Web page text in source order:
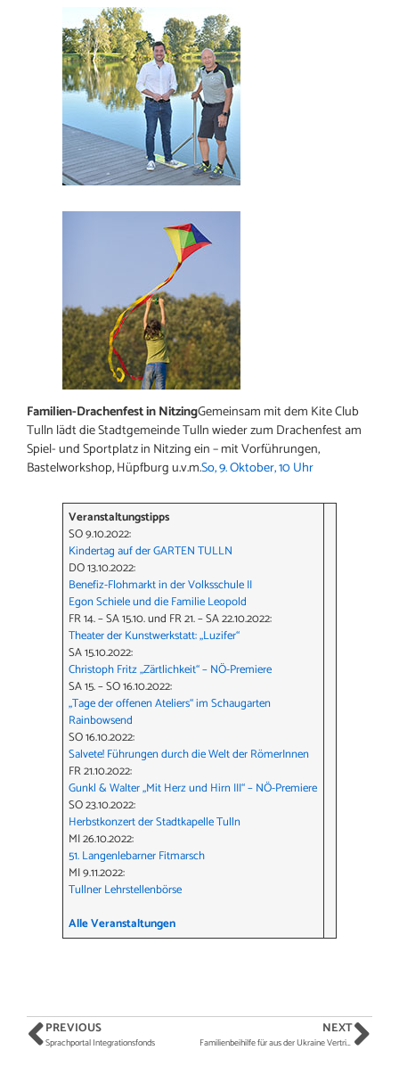
Familien-Drachenfest in NitzingGemeinsam mit dem Kite Club
Tulln lädt die Stadtgemeinde Tulln wieder zum Drachenfest am
Spiel- und Sportplatz in Nitzing ein – mit Vorführungen,
Bastelworkshop, Hüpfburg u.v.m.So, 9. Oktober, 10 Uhr
Veranstaltungstipps
SO 9.10.2022:
Kindertag auf der GARTEN TULLN
DO 13.10.2022:
Benefiz-Flohmarkt in der Volksschule II
Egon Schiele und die Familie Leopold
FR 14. – SA 15.10. und FR 21. – SA 22.10.2022:
Theater der Kunstwerkstatt: „Luzifer“
SA 15.10.2022:
Christoph Fritz „Zärtlichkeit“ – NÖ-Premiere
SA 15. – SO 16.10.2022:
„Tage der offenen Ateliers“ im Schaugarten
Rainbowsend
SO 16.10.2022:
Salvete! Führungen durch die Welt der RömerInnen
FR 21.10.2022:
Gunkl & Walter „Mit Herz und Hirn III“ – NÖ-Premiere
SO 23.10.2022:
Herbstkonzert der Stadtkapelle Tulln
MI 26.10.2022:
51. Langenlebarner Fitmarsch
MI 9.11.2022:
Tullner Lehrstellenbörse
Alle Veranstaltungen
PREVIOUS
Sprachportal Integrationsfonds
NEXT
Familienbeihilfe für aus der Ukraine Vertriebene